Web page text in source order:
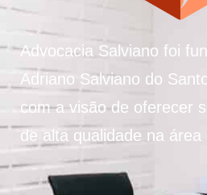
Advocacia Salviano foi
Adriano Salviano do
com a visão de oferecer
de alta qualidade na área